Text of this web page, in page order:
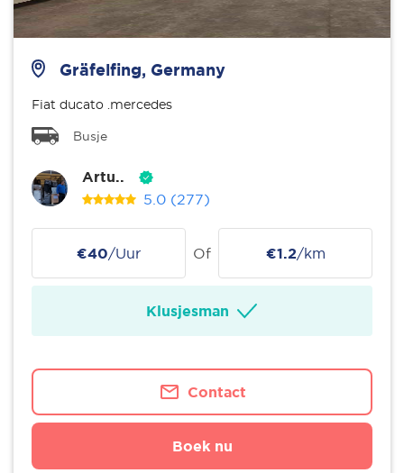
Gräfelfing, Germany
Fiat ducato .mercedes
Busje
Artu..
5.0 (277)
€40/Uur Of €1.2/km
Klusjesman
Contact
Boek nu